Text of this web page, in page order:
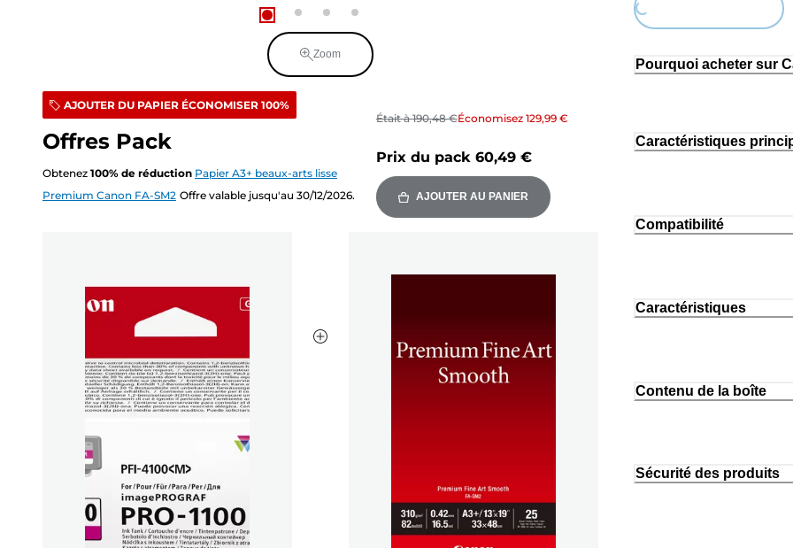
Zoom
AJOUTER DU PAPIER ÉCONOMISER 100%
Offres Pack
Obtenez 100% de réduction Papier A3+ beaux-arts lisse
Premium Canon FA-SM2 Offre valable jusqu'au 30/12/2026.
Était à190,48 €Économisez 129,99 €
Prix du pack 60,49 €
AJOUTER AU PANIER
Loading...
Pourquoi acheter sur
Caractéristiques
Compatibilité
Caractéristiques
Contenu de la boîte
Sécurité des produits